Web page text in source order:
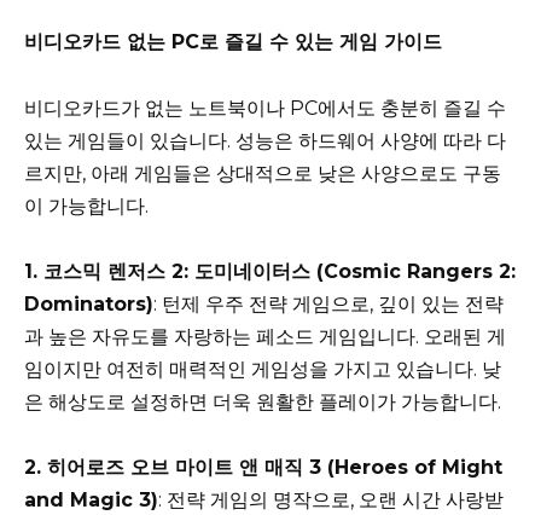
비디오카드 없는 PC로 즐길 수 있는 게임 가이드
비디오카드가 없는 노트북이나 PC에서도 충분히 즐길 수
있는 게임들이 있습니다. 성능은 하드웨어 사양에 따라 다
르지만, 아래 게임들은 상대적으로 낮은 사양으로도 구동
이 가능합니다.
1. 코스믹 렌저스 2: 도미네이터스 (Cosmic Rangers 2:
Dominators): 턴제 우주 전략 게임으로, 깊이 있는 전략
과 높은 자유도를 자랑하는 페소드 게임입니다. 오래된 게
임이지만 여전히 매력적인 게임성을 가지고 있습니다. 낮
은 해상도로 설정하면 더욱 원활한 플레이가 가능합니다.
2. 히어로즈 오브 마이트 앤 매직 3 (Heroes of Might
and Magic 3): 전략 게임의 명작으로, 오랜 시간 사랑받